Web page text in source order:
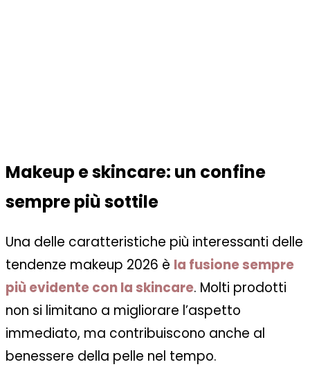
Makeup e skincare: un confine
sempre più sottile
Una delle caratteristiche più interessanti delle
tendenze makeup 2026 è la fusione sempre
più evidente con la skincare. Molti prodotti
non si limitano a migliorare l’aspetto
immediato, ma contribuiscono anche al
benessere della pelle nel tempo.